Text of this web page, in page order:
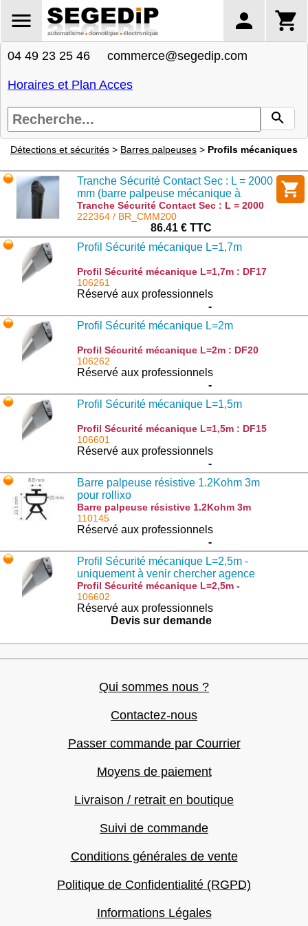
04 49 23 25 46 commerce@segedip.com
Horaires et Plan Acces
Détections et sécurités > Barres palpeuses > Profils mécaniques
Tranche Sécurité Contact Sec : L = 2000
mm (barre palpeuse mécanique à
ressort de qualité)
Tranche Sécurité Contact Sec : L = 2000
mm (barre palpeuse mécanique à ressort
de qualité) : BR_CMM200
222364 / BR_CMM200
86.41 € TTC
Profil Sécurité mécanique L=1,7m
Profil Sécurité mécanique L=1,7m : DF17
106261
Réservé aux professionnels
-
Profil Sécurité mécanique L=2m
Profil Sécurité mécanique L=2m : DF20
106262
Réservé aux professionnels
-
Profil Sécurité mécanique L=1,5m
Profil Sécurité mécanique L=1,5m : DF15
106601
Réservé aux professionnels
-
Barre palpeuse résistive 1.2Kohm 3m
pour rollixo
Barre palpeuse résistive 1.2Kohm 3m
pour rollixo : 1822259
110145
Réservé aux professionnels
-
Profil Sécurité mécanique L=2,5m -
uniquement à venir chercher agence
Champagne
Profil Sécurité mécanique L=2,5m -
uniquement à venir chercher agence
Champagne : DF25
106602
Réservé aux professionnels
Devis sur demande
Qui sommes nous ?
Contactez-nous
Passer commande par Courrier
Moyens de paiement
Livraison / retrait en boutique
Suivi de commande
Conditions générales de vente
Politique de Confidentialité (RGPD)
Informations Légales